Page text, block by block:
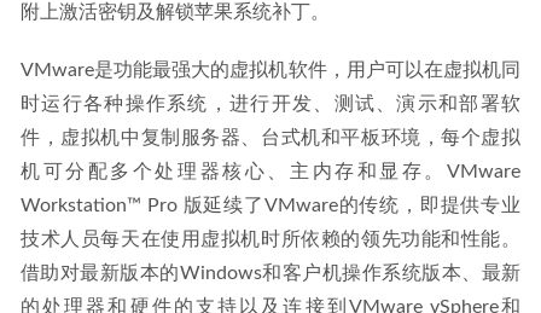
附上激活密钥及解锁苹果系统补丁。
VMware是功能最强大的虚拟机软件，用户可以在虚拟机同
时运行各种操作系统，进行开发、测试、演示和部署软
件，虚拟机中复制服务器、台式机和平板环境，每个虚拟
机可分配多个处理器核心、主内存和显存。VMware
Workstation™ Pro 版延续了VMware的传统，即提供专业
技术人员每天在使用虚拟机时所依赖的领先功能和性能。
借助对最新版本的Windows和客户机操作系统版本、最新
的处理器和硬件的支持以及连接到VMware vSphere和